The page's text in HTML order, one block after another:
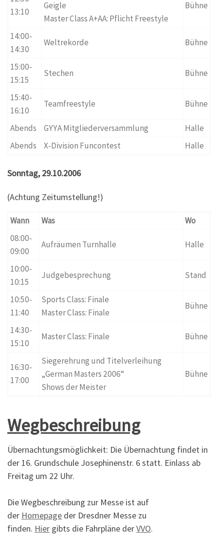
13:10
Geigle
Master Class A+AA: Pflicht Freestyle
Bühne
14:00-
14:30
Weltrekorde Bühne
15:00-
15:15
Stechen Bühne
15:40-
16:10
Teamfreestyle Bühne
Abends GYYA Mitgliederversammlung
Halle
Abends
X-Division Funcontest Halle
Sonntag, 29.10.2006
(Achtung Zeitumstellung!)
Wann Was
Wo
08:00-
09:00
Aufräumen Turnhalle Halle
10:00-
10:15
Judgebesprechung Stand
10:50-
11:40
Sports Class: Finale
Master Class: Finale
Bühne
14:30-
15:10
Master Class: Finale Bühne
16:30-
17:00
Siegerehrung und Titelverleihung
„German Masters 2006“
Shows der Meister
Bühne
Wegbeschreibung
Übernachtungsmöglichkeit: Die Übernachtung findet in
der 16. Grundschule Josephinenstr. 6 statt. Einlass ab
Freitag um 22 Uhr.
Die Wegbeschreibung zur Messe ist auf
der Homepage der Dresdner Messe zu
finden. Hier gibts die Fahrpläne derVVO.